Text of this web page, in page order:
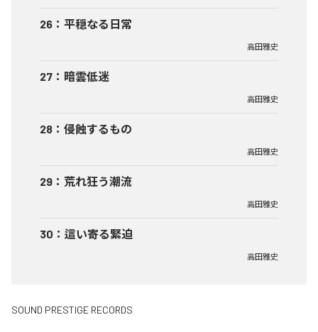
26 ： 平穏なる日常
高田雅史
27 ： 暗雲低迷
高田雅史
28 ： 侵蝕するもの
高田雅史
29 ： 荒れ狂う潮流
高田雅史
30 ： 這い寄る緊迫
高田雅史
SOUND PRESTIGE RECORDS